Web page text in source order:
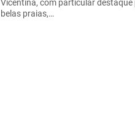
Vicentina, com particular destaque
belas praias,…